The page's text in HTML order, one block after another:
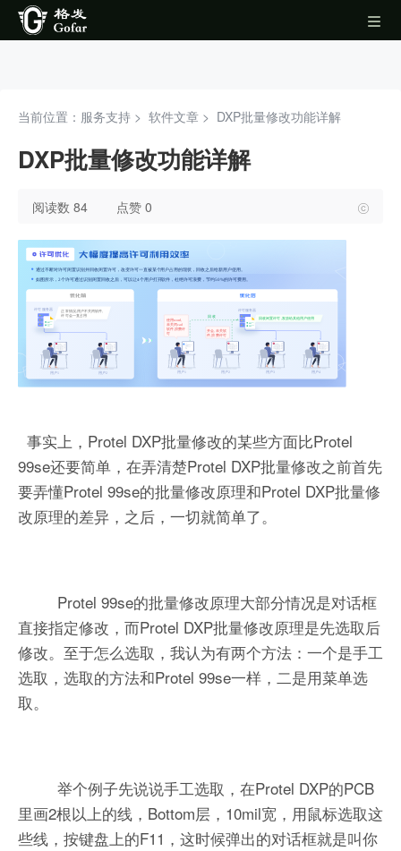
当前位置：服务支持 > 软件文章 > DXP批量修改功能详解
DXP批量修改功能详解
阅读数 84 点赞 0
事实上，Protel DXP批量修改的某些方面比Protel
99se还要简单，在弄清楚Protel DXP批量修改之前首先
要弄懂Protel 99se的批量修改原理和Protel DXP批量修
改原理的差异，之后，一切就简单了。
Protel 99se的批量修改原理大部分情况是对话框
直接指定修改，而Protel DXP批量修改原理是先选取后
修改。至于怎么选取，我认为有两个方法：一个是手工
选取，选取的方法和Protel 99se一样，二是用菜单选
取。
举个例子先说说手工选取，在Protel DXP的PCB
里画2根以上的线，Bottom层，10mil宽，用鼠标选取这
些线，按键盘上的F11，这时候弹出的对话框就是叫你